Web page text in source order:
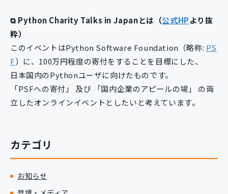
⧉ Python Charity Talks in Japanとは（公式HPより抜
粋）
このイベントはPython Software Foundation（略称: PS
F）に、100万円程度の寄付をすることを目標にした、
日本国内のPythonユーザに向けたものです。
「PSFへの寄付」 及び 「国内企業のアピールの場」 の両
立したオンラインイベントとしたいと考えています。
カテゴリ
お知らせ